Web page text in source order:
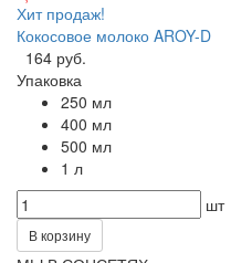
Хит продаж!
Кокосовое молоко AROY-D
164 руб.
Упаковка
250 мл
400 мл
500 мл
1 л
шт
В корзину